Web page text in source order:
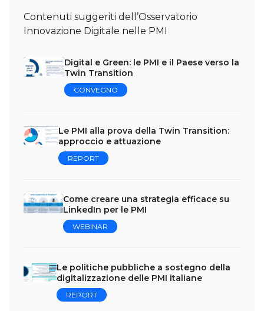
Contenuti suggeriti dell’Osservatorio
Innovazione Digitale nelle PMI
Digital e Green: le PMI e il Paese verso la
Twin Transition
CONVEGNO
Le PMI alla prova della Twin Transition:
approccio e attuazione
REPORT
Come creare una strategia efficace su
LinkedIn per le PMI
WEBINAR
Le politiche pubbliche a sostegno della
digitalizzazione delle PMI italiane
REPORT